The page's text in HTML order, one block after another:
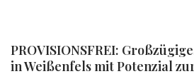
PROVISIONSFREI:
in Weißenfels mit Potenzial